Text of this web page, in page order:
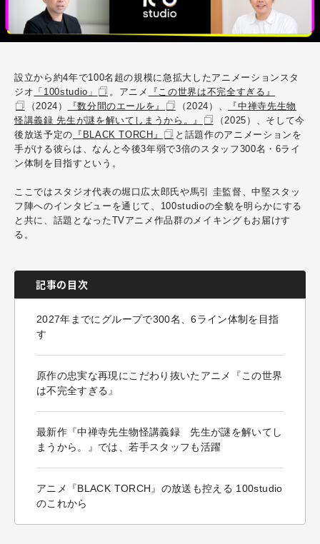
設立から約4年で100名超の規模に急拡大したアニメーションスタ
ジオ 「100studio」 。アニメ
『この世界は不完全すぎる』
（2024）
『数分間のエールを』 （2024）、
『中禅寺先生物
怪講義録 先生が謎を解いてしまうから。』
（2025）、そして今
後放送予定の 『BLACK TORCH』
と話題作のアニメーションを
手がける彼らは、なんと今後3年弱で3倍のスタッフ300名・6ライ
ン体制を目指すという。
ここではスタジオ代表の堀口広太郎氏や馬引 圭監督、中堅スタッ
フ陣へのインタビューを通じて、100studioの全貌を明らかにする
と共に、話題となったTVアニメ作品群のメイキングもお届けす
る。
記事の目次
2027年までにグループで300名、6ライン体制を目指
す
原作の忠実な再現にこだわり抜いたアニメ『この世界
は不完全すぎる』
最新作『中禅寺先生物怪講義録 先生が謎を解いてし
まうから。』では、若手スタッフも活躍
アニメ『BLACK TORCH』の放送も控える 100studio
のこれから